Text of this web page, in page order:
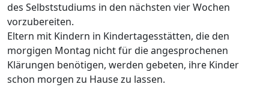
des Selbststudiums in den nächsten vier Wochen
vorzubereiten.
Eltern mit Kindern in Kindertagesstätten, die den
morgigen Montag nicht für die angesprochenen
Klärungen benötigen, werden gebeten, ihre Kinder
schon morgen zu Hause zu lassen.